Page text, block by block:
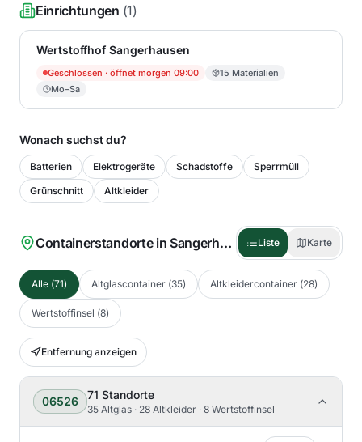
Einrichtungen (1)
Wertstoffhof Sangerhausen
Geschlossen · öffnet morgen 09:00 15 Materialien
Mo–Sa
Wonach suchst du?
Batterien Elektrogeräte Schadstoffe
Sperrmüll
Grünschnitt
Altkleider
Containerstandorte in Sangerhausen (71)
Liste Karte
Alle (71) Altglascontainer (35) Altkleidercontainer (28)
Wertstoffinsel (8)
Entfernung anzeigen
06526 71 Standorte
35 Altglas · 28 Altkleider · 8 Wertstoffinsel